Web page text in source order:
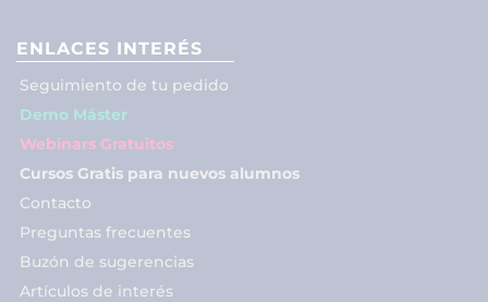
ENLACES INTERÉS
Seguimiento de tu pedido
Demo Máster
Webinars Gratuitos
Cursos Gratis para nuevos alumnos
Contacto
Preguntas frecuentes
Buzón de sugerencias
Artículos de interés